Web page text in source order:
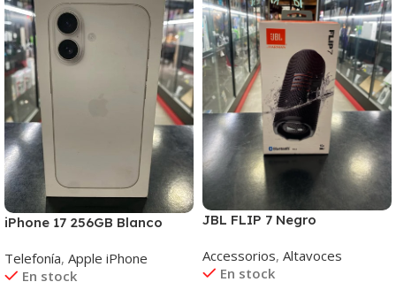
iPhone 17 256GB Blanco
Telefonía, Apple iPhone
En stock
JBL FLIP 7 Negro
Accessorios, Altavoces
En stock